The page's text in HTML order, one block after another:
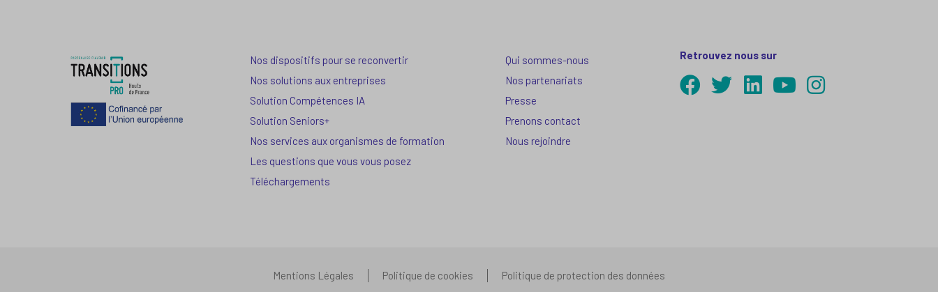
Nos dispositifs pour se reconvertir
Nos solutions aux entreprises
Solution Compétences IA
Solution Seniors+
Nos services aux organismes de formation
Les questions que vous vous posez
Téléchargements
Qui sommes-nous
Nos partenariats
Presse
Prenons contact
Nous rejoindre
Retrouvez nous sur
Mentions Légales Politique de cookies Politique de protection des données